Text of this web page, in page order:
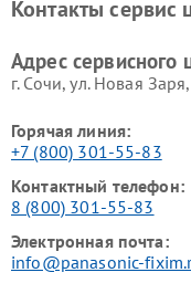
Контакты сервис
Адрес сервисного
г. Сочи, ул. Новая
Горячая линия:
+7 (800) 301-55-83
Контактный телефон:
8 (800) 301-55-83
Электронная почта:
info@panasonic-